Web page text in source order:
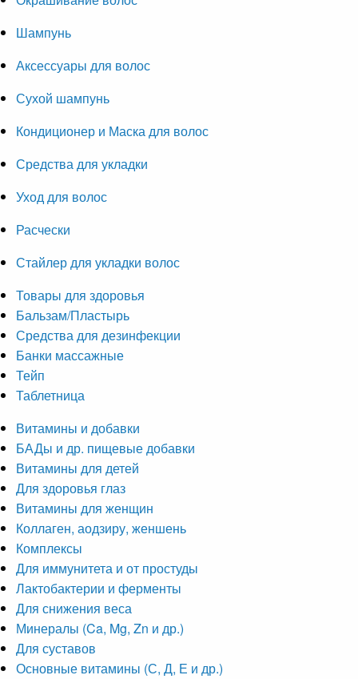
Шампунь
Аксессуары для волос
Сухой шампунь
Кондиционер и Маска для волос
Средства для укладки
Уход для волос
Расчески
Стайлер для укладки волос
Товары для здоровья
Бальзам/Пластырь
Средства для дезинфекции
Банки массажные
Тейп
Таблетница
Витамины и добавки
БАДы и др. пищевые добавки
Витамины для детей
Для здоровья глаз
Витамины для женщин
Коллаген, аодзиру, женшень
Комплексы
Для иммунитета и от простуды
Лактобактерии и ферменты
Для снижения веса
Минералы (Ca, Mg, Zn и др.)
Для суставов
Основные витамины (С, Д, Е и др.)